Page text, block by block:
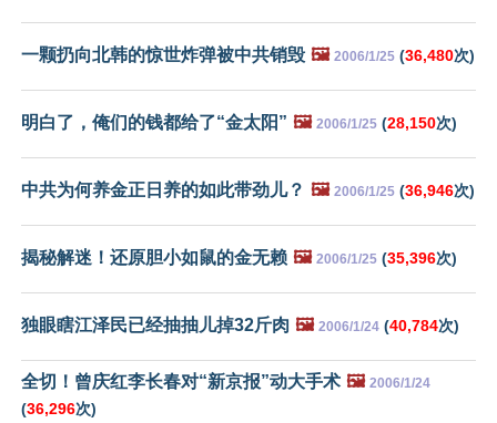
一颗扔向北韩的惊世炸弹被中共销毁 🖼️ 2006/1/25 (36,480次)
明白了，俺们的钱都给了“金太阳” 🖼️ 2006/1/25 (28,150次)
中共为何养金正日养的如此带劲儿？ 🖼️ 2006/1/25 (36,946次)
揭秘解迷！还原胆小如鼠的金无赖 🖼️ 2006/1/25 (35,396次)
独眼瞎江泽民已经抽抽儿掉32斤肉 🖼️ 2006/1/24 (40,784次)
全切！曾庆红李长春对“新京报”动大手术 🖼️ 2006/1/24
(36,296次)